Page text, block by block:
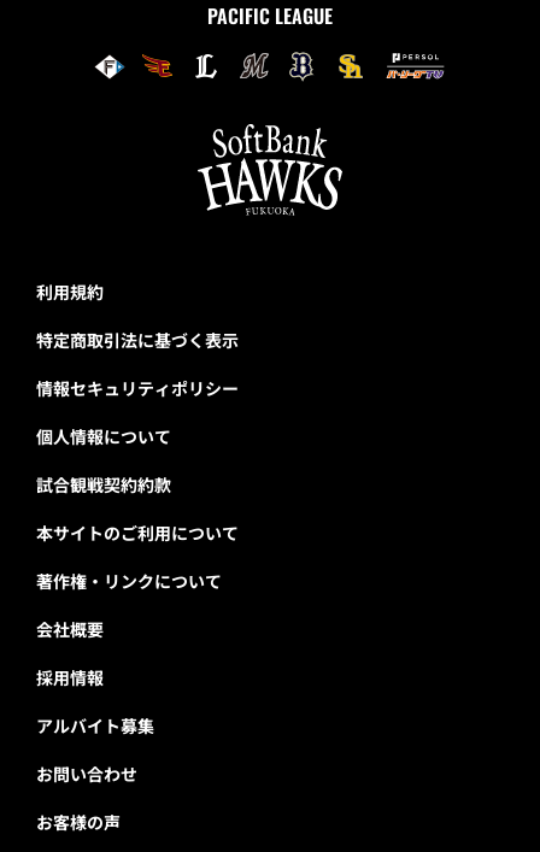
PACIFIC LEAGUE
利用規約
特定商取引法に基づく表示
情報セキュリティポリシー
個人情報について
試合観戦契約約款
本サイトのご利用について
著作権・リンクについて
会社概要
採用情報
アルバイト募集
お問い合わせ
お客様の声